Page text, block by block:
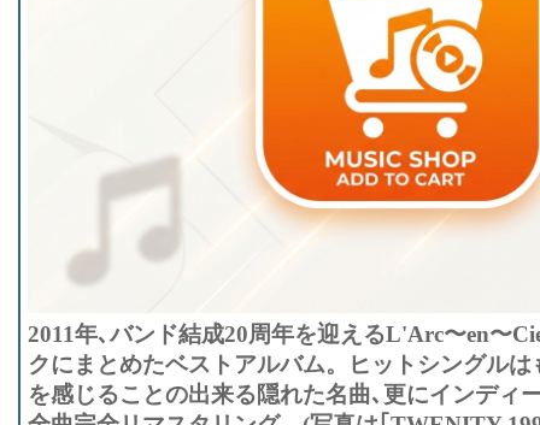
2011年､バンド結成20周年を迎えるL'Arc〜en〜
クにまとめたベストアルバム。ヒットシングル
を感じることの出来る隠れた名曲､更にインディ